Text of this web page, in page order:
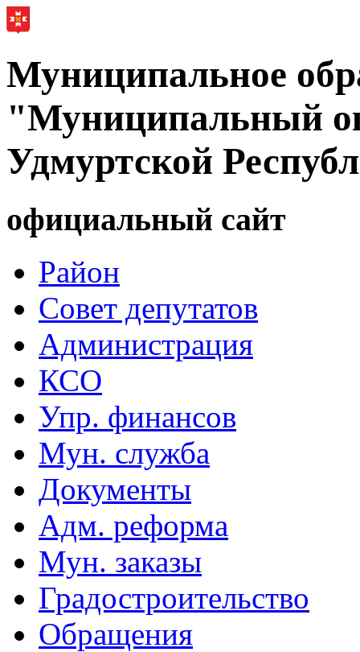
Муниципальное
"Муниципальный
Удмуртской
официальный сайт
Район
Совет депутатов
Администрация
КСО
Упр. финансов
Мун. служба
Документы
Адм. реформа
Мун. заказы
Градостроительство
Обращения